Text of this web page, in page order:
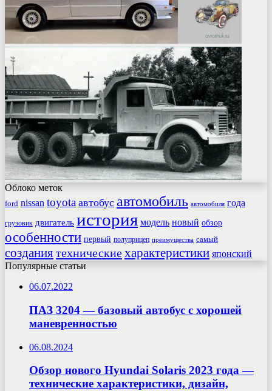
Облоко меток
ford nissan toyota автобус автомобиль автомобиля года
грузовик двигатель история модель новый обзор
особенности первый полуприцеп преимущества самый
созданиятехническиехарактеристики японский
Популярные статьи
06.07.2022
ПАЗ 3204 — базовый автобус с хорошей
маневренностью
06.08.2024
Обзор нового Hyundai Solaris 2023 года —
технические характеристики, дизайн,